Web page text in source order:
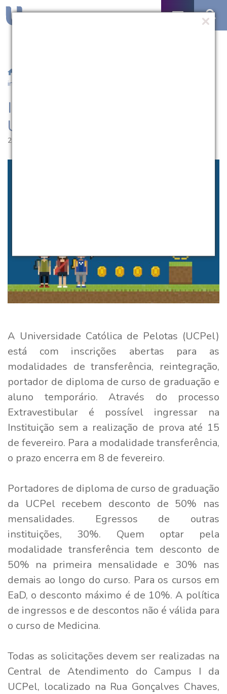
inscrições
Ingresso Extravestibular da
UCPel recebe inscrições
29.11.2018 | 16:50
A Universidade Católica de Pelotas (UCPel)
está com inscrições abertas para as
modalidades de transferência, reintegração,
portador de diploma de curso de graduação e
aluno temporário. Através do processo
Extravestibular é possível ingressar na
Instituição sem a realização de prova até 15
de fevereiro. Para a modalidade transferência,
o prazo encerra em 8 de fevereiro.
Portadores de diploma de curso de graduação
da UCPel recebem desconto de 50% nas
mensalidades. Egressos de outras
instituições, 30%. Quem optar pela
modalidade transferência tem desconto de
50% na primeira mensalidade e 30% nas
demais ao longo do curso. Para os cursos em
EaD, o desconto máximo é de 10%. A política
de ingressos e de descontos não é válida para
o curso de Medicina.
Todas as solicitações devem ser realizadas na
Central de Atendimento do Campus I da
UCPel, localizado na Rua Gonçalves Chaves,